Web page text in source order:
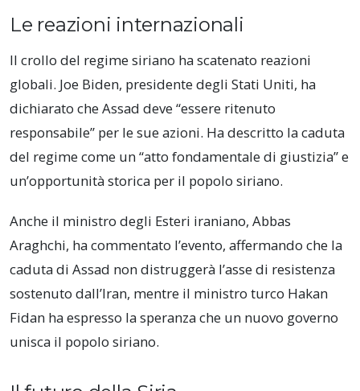
Le reazioni internazionali
Il crollo del regime siriano ha scatenato reazioni
globali. Joe Biden, presidente degli Stati Uniti, ha
dichiarato che Assad deve “essere ritenuto
responsabile” per le sue azioni. Ha descritto la caduta
del regime come un “atto fondamentale di giustizia” e
un’opportunità storica per il popolo siriano.
Anche il ministro degli Esteri iraniano, Abbas
Araghchi, ha commentato l’evento, affermando che la
caduta di Assad non distruggerà l’asse di resistenza
sostenuto dall’Iran, mentre il ministro turco Hakan
Fidan ha espresso la speranza che un nuovo governo
unisca il popolo siriano.